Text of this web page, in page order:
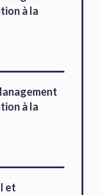
à la
à la
et